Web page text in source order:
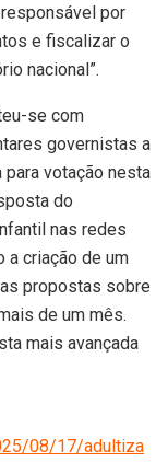
por
e fiscalizar o
nacional”.
se com
governistas a
votação nesta
do
nas redes
a criação de um
propostas sobre
de um mês.
mais avançada
08/17/adultiza